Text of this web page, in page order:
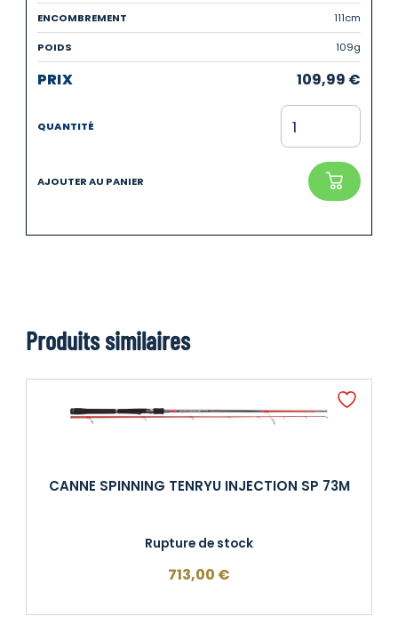
111cm
109g
109,99 €
Produits similaires
CANNE SPINNING TENRYU INJECTION SP 73M
Rupture de stock
713,00 €